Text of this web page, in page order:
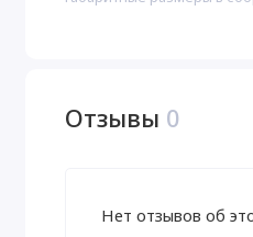
Ресурс: 18 000 литров.
Отзывы 0
Нет отзывов об